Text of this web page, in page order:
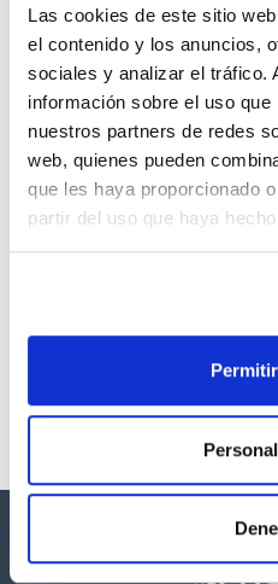
Las cookies de este sitio
el contenido y los anuncios,
sociales y analizar el tráfico.
información sobre el uso
nuestros partners de redes
web, quienes pueden
que les haya proporcionado
partir del uso que haya
ESPECIFICACIONES
contenido (oxidimétrico) : min.
Documentación
TDS / Ficha técnica
Regístrate para
descargas
SDS/ Hoja de seguridad
Regístrate para
descargas
productos marca